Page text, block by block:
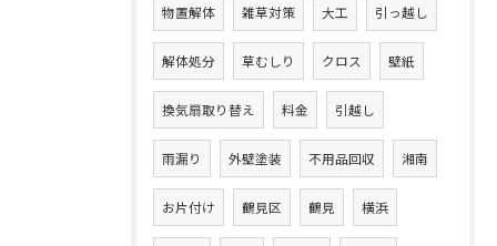
物置解体 雑草対策 大工 引っ越し
解体処分 草むしり クロス 壁紙
換気扇取り替え 料金 引越し
雨漏り 外壁塗装 不用品回収 湘南
お片付け 鶴見区 鶴見 横浜